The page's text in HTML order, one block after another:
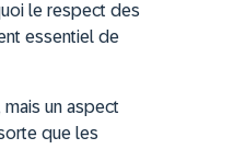
le respect des
essentiel de
un aspect
que les